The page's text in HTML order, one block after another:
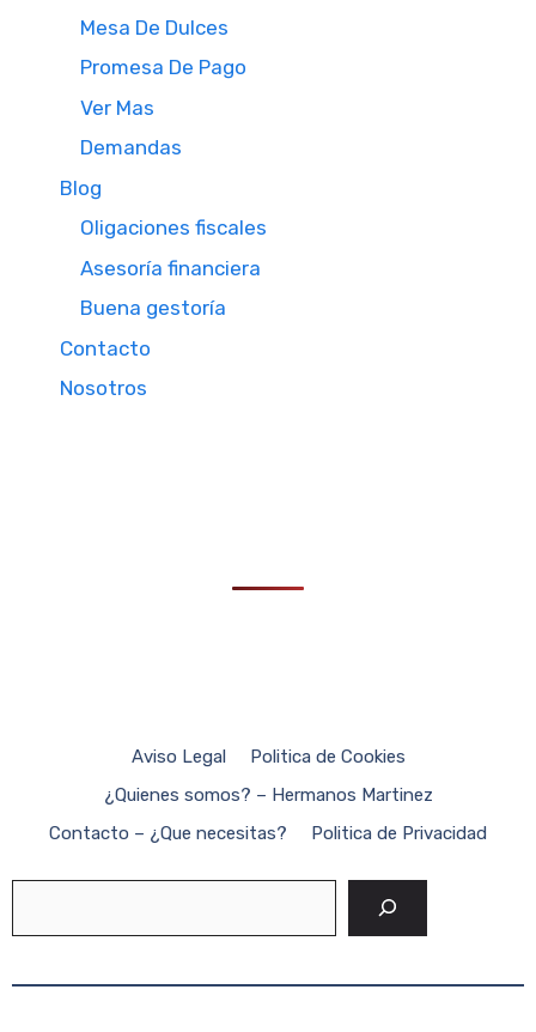
Mesa De Dulces
Promesa De Pago
Ver Mas
Demandas
Blog
Oligaciones fiscales
Asesoría financiera
Buena gestoría
Contacto
Nosotros
Aviso Legal
Politica de Cookies
¿Quienes somos? – Hermanos Martinez
Contacto – ¿Que necesitas?
Politica de Privacidad